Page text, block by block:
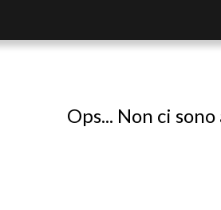
Ops... Non ci